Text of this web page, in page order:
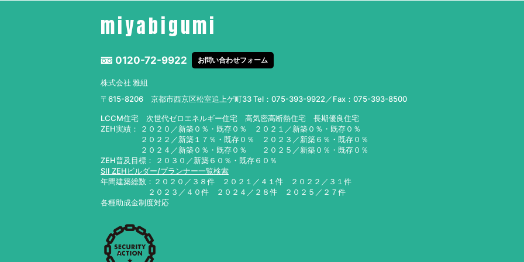
miyabigumi
0120-72-9922 お問い合わせフォーム
株式会社 雅組
〒615-8206 京都市西京区松室追上ゲ町33Tel： 075-393-9922 ／Fax：075-393-8500
LCCM住宅 次世代ゼロエネルギー住宅 高気密高断熱住宅 長期優良住宅
ZEH実績： ２０２０／新築０％・既存０％ ２０２１／新築０％・既存０％
２０２２／新築１７％・既存０％ ２０２３／新築６％・既存０％
２０２４／新築０％・既存０％ ２０２５／新築０％・既存０％
ZEH普及目標： ２０３０／新築６０％・既存６０％
SII ZEHビルダー/プランナー一覧検索
年間建築総数：２０２０／３８件 ２０２１／４１件 ２０２２／３１件
２０２３／４０件 ２０２４／２８件 ２０２５／２７件
各種助成金制度対応